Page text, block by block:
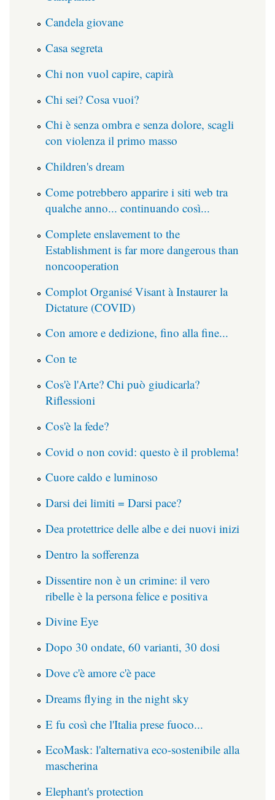
Candela giovane
Casa segreta
Chi non vuol capire, capirà
Chi sei? Cosa vuoi?
Chi è senza ombra e senza dolore, scagli
con violenza il primo masso
Children's dream
Come potrebbero apparire i siti web tra
qualche anno... continuando così...
Complete enslavement to the
Establishment is far more dangerous than
noncooperation
Complot Organisé Visant à Instaurer la
Dictature (COVID)
Con amore e dedizione, fino alla fine...
Con te
Cos'è l'Arte? Chi può giudicarla?
Riflessioni
Cos'è la fede?
Covid o non covid: questo è il problema!
Cuore caldo e luminoso
Darsi dei limiti = Darsi pace?
Dea protettrice delle albe e dei nuovi inizi
Dentro la sofferenza
Dissentire non è un crimine: il vero
ribelle è la persona felice e positiva
Divine Eye
Dopo 30 ondate, 60 varianti, 30 dosi
Dove c'è amore c'è pace
Dreams flying in the night sky
E fu così che l'Italia prese fuoco...
EcoMask: l'alternativa eco-sostenibile alla
mascherina
Elephant's protection